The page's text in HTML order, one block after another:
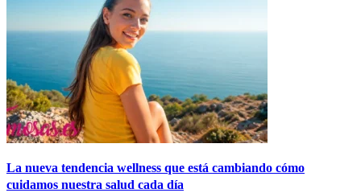
La nueva tendencia wellness que está cambiando cómo
cuidamos nuestra salud cada día